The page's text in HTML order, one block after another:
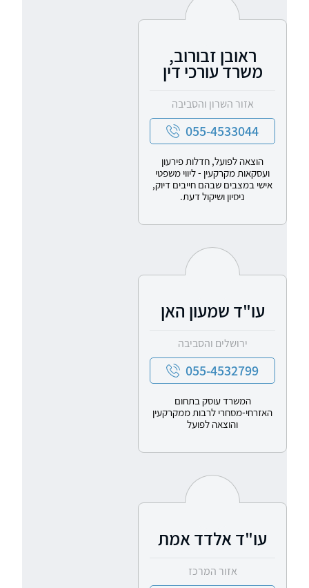
ראובן זבורוב,
משרד עורכי דין
אזור השרון והסביבה
055-4533044
הוצאה לפועל, חדלות פירעון
ועסקאות מקרקעין - ליווי משפטי
אישי במצבים שבהם חייבים דיוק,
ניסיון ושיקול דעת.
עו"ד שמעון האן
ירושלים והסביבה
055-4532799
המשרד עוסק בתחום
האזרחי-מסחרי לרבות ממקרקעין
והוצאה לפועל
עו"ד אלדד אמת
אזור המרכז